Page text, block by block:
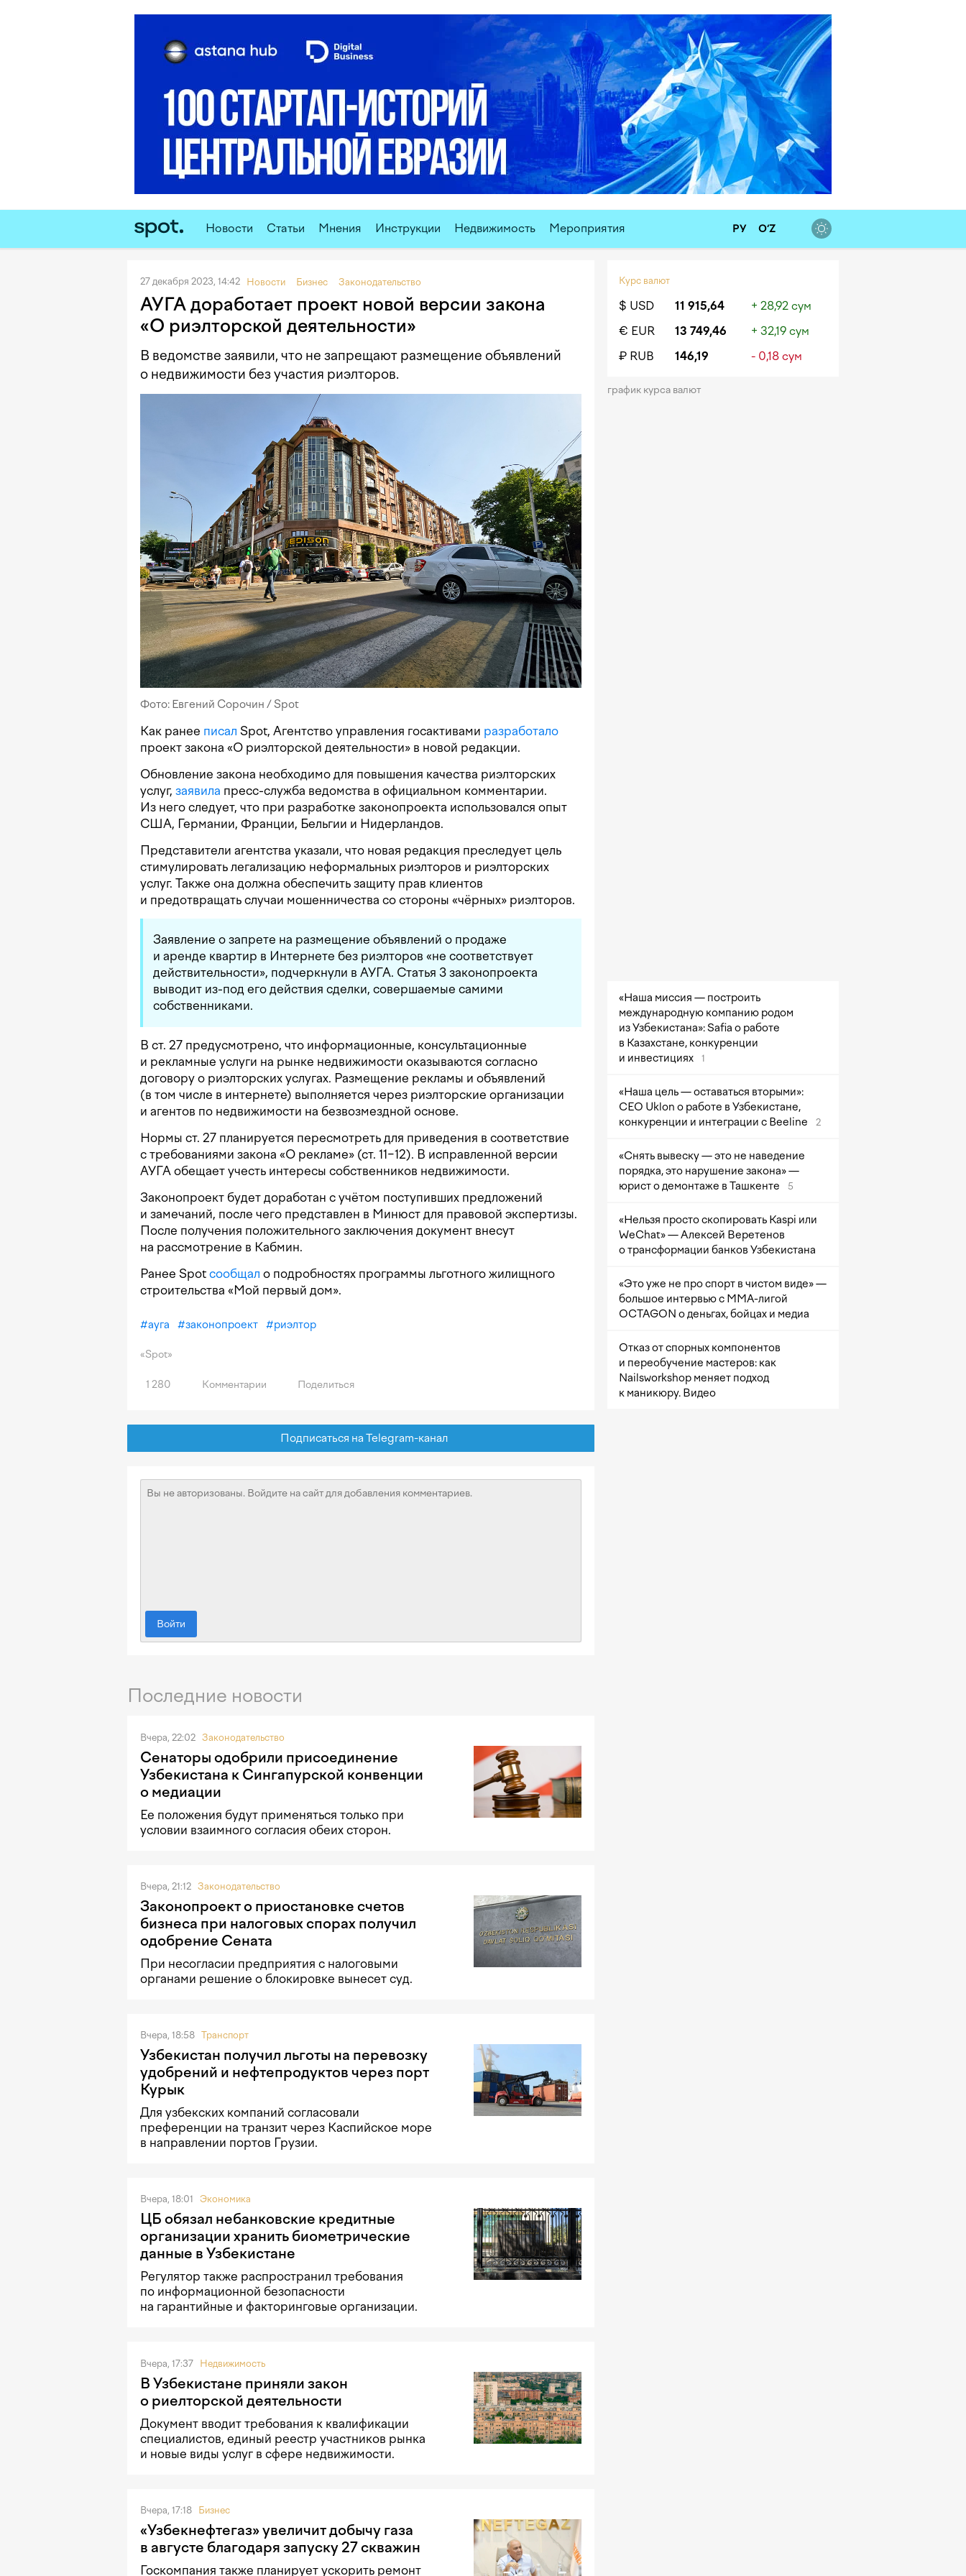
Новости Статьи Мнения Инструкции Недвижимость Мероприятия РУ O‘Z
27 декабря 2023, 14:42 Новости Бизнес Законодательство
АУГА доработает проект новой версии закона
«О риэлторской деятельности»
В ведомстве заявили, что не запрещают размещение объявлений
о недвижимости без участия риэлторов.
Фото: Евгений Сорочин / Spot
Как ранее писал Spot, Агентство управления госактивами разработало
проект закона «О риэлторской деятельности» в новой редакции.
Обновление закона необходимо для повышения качества риэлторских
услуг, заявила пресс-служба ведомства в официальном комментарии.
Из него следует, что при разработке законопроекта использовался опыт
США, Германии, Франции, Бельгии и Нидерландов.
Представители агентства указали, что новая редакция преследует цель
стимулировать легализацию неформальных риэлторов и риэлторских
услуг. Также она должна обеспечить защиту прав клиентов
и предотвращать случаи мошенничества со стороны «чёрных» риэлторов.
Заявление о запрете на размещение объявлений о продаже
и аренде квартир в Интернете без риэлторов «не соответствует
действительности», подчеркнули в АУГА. Статья 3 законопроекта
выводит из-под его действия сделки, совершаемые самими
собственниками.
В ст. 27 предусмотрено, что информационные, консультационные
и рекламные услуги на рынке недвижимости оказываются согласно
договору о риэлторских услугах. Размещение рекламы и объявлений
(в том числе в интернете) выполняется через риэлторские организации
и агентов по недвижимости на безвозмездной основе.
Нормы ст. 27 планируется пересмотреть для приведения в соответствие
с требованиями закона «О рекламе» (ст. 11−12). В исправленной версии
АУГА обещает учесть интересы собственников недвижимости.
Законопроект будет доработан с учётом поступивших предложений
и замечаний, после чего представлен в Минюст для правовой экспертизы.
После получения положительного заключения документ внесут
на рассмотрение в Кабмин.
Ранее Spot сообщал о подробностях программы льготного жилищного
строительства «Мой первый дом».
#ауга #законопроект #риэлтор
«Spot»
1 280 Комментарии Поделиться
Подписаться на Telegram-канал
Войти
Последние новости
Вчера, 22:02 Законодательство
Сенаторы одобрили присоединение
Узбекистана к Сингапурской конвенции
о медиации
Ее положения будут применяться только при
условии взаимного согласия обеих сторон.
Вчера, 21:12 Законодательство
Законопроект о приостановке счетов
бизнеса при налоговых спорах получил
одобрение Сената
При несогласии предприятия с налоговыми
органами решение о блокировке вынесет суд.
Вчера, 18:58 Транспорт
Узбекистан получил льготы на перевозку
удобрений и нефтепродуктов через порт
Курык
Для узбекских компаний согласовали
преференции на транзит через Каспийское море
в направлении портов Грузии.
Вчера, 18:01 Экономика
ЦБ обязал небанковские кредитные
организации хранить биометрические
данные в Узбекистане
Регулятор также распространил требования
по информационной безопасности
на гарантийные и факторинговые организации.
Вчера, 17:37 Недвижимость
В Узбекистане приняли закон
о риелторской деятельности
Документ вводит требования к квалификации
специалистов, единый реестр участников рынка
и новые виды услуг в сфере недвижимости.
Вчера, 17:18 Бизнес
«Узбекнефтегаз» увеличит добычу газа
в августе благодаря запуску 27 скважин
Госкомпания также планирует ускорить ремонт
Курс валют
$ USD 11 915,64
+ 28,92 сум
€ EUR
13 749,46
+ 32,19 сум
₽ RUB
146,19 - 0,18 сум
график курса валют
«Наша миссия — построить
международную компанию родом
из Узбекистана»: Safia о работе
в Казахстане, конкуренции
и инвестициях
1
«Наша цель — оставаться вторыми»:
CEO Uklon о работе в Узбекистане,
конкуренции и интеграции с Beeline
2
«Снять вывеску — это не наведение
порядка, это нарушение закона» —
юрист о демонтаже в Ташкенте
5
«Нельзя просто скопировать Kaspi или
WeChat» — Алексей Веретенов
о трансформации банков Узбекистана
«Это уже не про спорт в чистом виде» —
большое интервью с ММА-лигой
OCTAGON о деньгах, бойцах и медиа
Отказ от спорных компонентов
и переобучение мастеров: как
Nailsworkshop меняет подход
к маникюру. Видео